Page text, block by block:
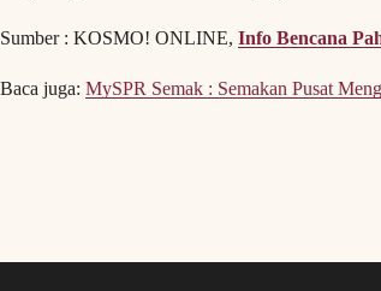
Sumber : KOSMO! ONLINE, Info Bencana
Baca juga: MySPR Semak : Semakan Pusat